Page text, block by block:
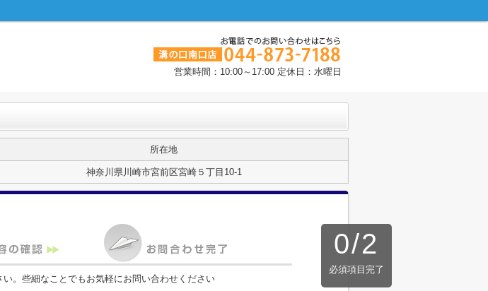
営業時間：10:00～17:00 定休日：水曜日
所在地
神奈川県川崎市宮前区宮崎５丁目10-1
0/2
必須項目完了
。些細なことでもお気軽にお問い合わせください